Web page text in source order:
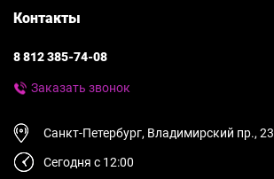
Контакты
8 812 385-74-08
Заказать звонок
Санкт-Петербург, Владимирский пр., 23
Сегодня с 12:00